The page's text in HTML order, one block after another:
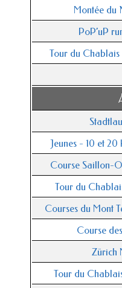
Montée du
PoP’uP
Tour du Chablais
Jeunes - 10 et 20
Course Saillon-
Tour du
Courses du Mont
Course
Zürich
Tour du